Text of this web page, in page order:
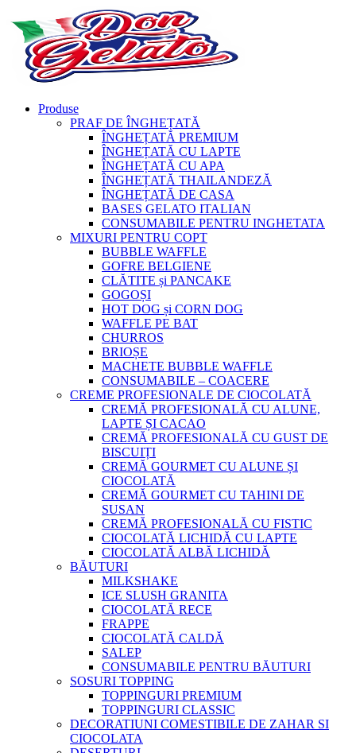
Produse
PRAF DE ÎNGHEȚATĂ
ÎNGHEȚATĂ PREMIUM
ÎNGHEȚATĂ CU LAPTE
ÎNGHEȚATĂ CU APA
ÎNGHEȚATĂ THAILANDEZĂ
ÎNGHEȚATĂ DE CASA
BASES GELATO ITALIAN
CONSUMABILE PENTRU INGHETATA
MIXURI PENTRU COPT
BUBBLE WAFFLE
GOFRE BELGIENE
CLĂTITE și PANCAKE
GOGOȘI
HOT DOG și CORN DOG
WAFFLE PE BAT
CHURROS
BRIOȘE
MACHETE BUBBLE WAFFLE
CONSUMABILE – COACERE
CREME PROFESIONALE DE CIOCOLATĂ
CREMĂ PROFESIONALĂ CU ALUNE,
LAPTE ȘI CACAO
CREMĂ PROFESIONALĂ CU GUST DE
BISCUIȚI
CREMĂ GOURMET CU ALUNE ȘI
CIOCOLATĂ
CREMĂ GOURMET CU TAHINI DE
SUSAN
CREMĂ PROFESIONALĂ CU FISTIC
CIOCOLATĂ LICHIDĂ CU LAPTE
CIOCOLATĂ ALBĂ LICHIDĂ
BĂUTURI
MILKSHAKE
ICE SLUSH GRANITA
CIOCOLATĂ RECE
FRAPPE
CIOCOLATĂ CALDĂ
SALEP
CONSUMABILE PENTRU BĂUTURI
SOSURI TOPPING
TOPPINGURI PREMIUM
TOPPINGURI CLASSIC
DECORATIUNI COMESTIBILE DE ZAHAR SI
CIOCOLATA